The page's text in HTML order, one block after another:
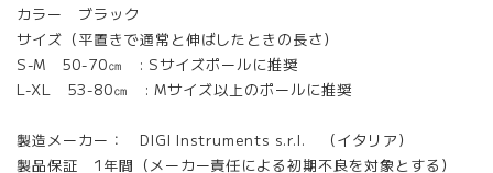
カラー ブラック
サイズ（平置きで通常と伸ばしたときの長さ）
S-M 50-70㎝ : Sサイズポールに推奨
L-XL 53-80㎝ : Mサイズ以上のポールに推奨
製造メーカー： DIGI Instruments s.r.l. （イタリア）
製品保証 1年間（メーカー責任による初期不良を対象とする）